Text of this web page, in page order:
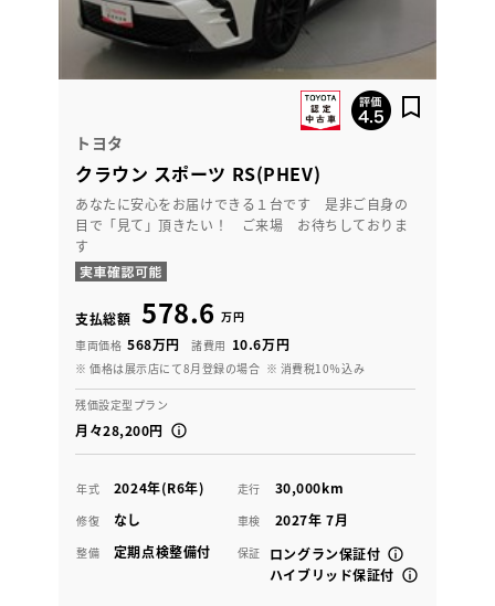
トヨタ
クラウン スポーツ RS(PHEV)
あなたに安心をお届けできる１台です 是非ご自身の
目で「見て」頂きたい！ ご来場 お待ちしておりま
す
支払総額 578.6 万円
車両価格 568万円 諸費用 10.6万円
※ 価格は展示店にて8月登録の場合 ※ 消費税10％込み
残価設定型プラン
月々28,200円
年式 2024年(R6年) 走行 30,000km
修復 なし 車検 2027年 7月
整備 定期点検整備付 保証
ロングラン保証付
ハイブリッド保証付